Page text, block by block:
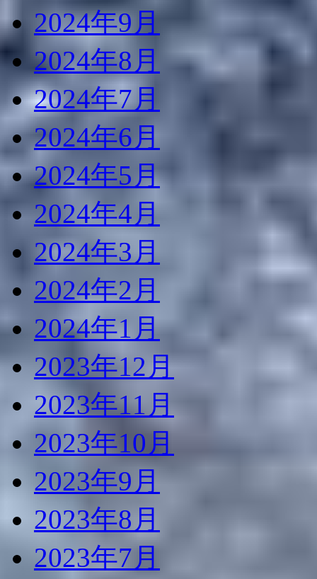
2024年9月
2024年8月
2024年7月
2024年6月
2024年5月
2024年4月
2024年3月
2024年2月
2024年1月
2023年12月
2023年11月
2023年10月
2023年9月
2023年8月
2023年7月